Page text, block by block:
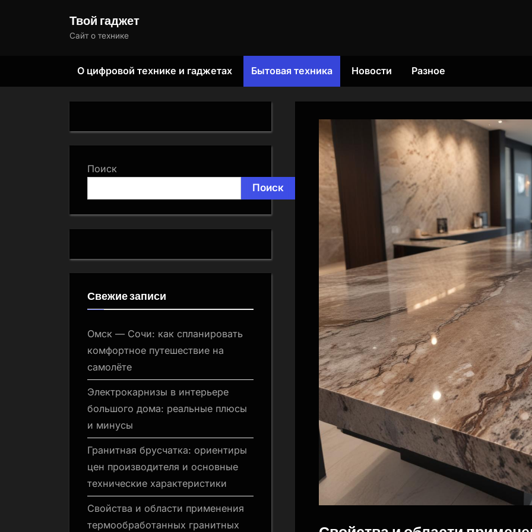
Твой гаджет
Сайт о технике
О цифровой технике и гаджетах Бытовая техника Новости Разное
Поиск
Поиск
Свежие записи
Омск — Сочи: как спланировать
комфортное путешествие на
самолёте
Электрокарнизы в интерьере
большого дома: реальные плюсы
и минусы
Гранитная брусчатка: ориентиры
цен производителя и основные
технические характеристики
Свойства и области применения
термообработанных гранитных